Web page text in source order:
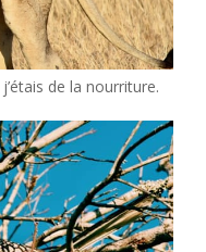
de la nourriture.